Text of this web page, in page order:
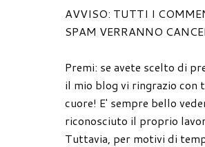
AVVISO: TUTTI I
SPAM VERRANNO
Premi: se avete scelto di
il mio blog vi ringrazio con
cuore! E' sempre bello
riconosciuto il proprio
Tuttavia, per motivi di